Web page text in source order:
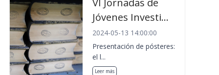
VI Jornadas de
Jóvenes Investi...
2024-05-13 14:00:00
Presentación de pósteres:
el l...
Leer más